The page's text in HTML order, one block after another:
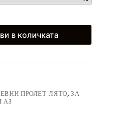
в количката
ПРОЛЕТ-ЛЯТО,ЗА
АЗ